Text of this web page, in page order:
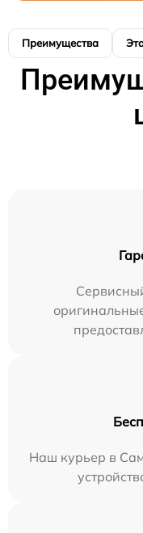
Преимущества
Наш курьер в